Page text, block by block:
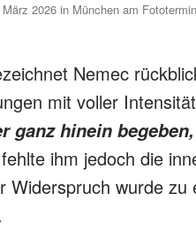
2026 in München am
Nemec
mit voller
ganz hinein
ihm jedoch die
Widerspruch wurde